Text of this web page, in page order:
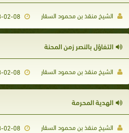
الشيخ منقذ بن محمود السقار 2008-02-08
التفاؤل بالنصر زمن المحنة
الشيخ منقذ بن محمود السقار 2008-02-08
الهدية المحرمة
الشيخ منقذ بن محمود السقار 2008-02-08